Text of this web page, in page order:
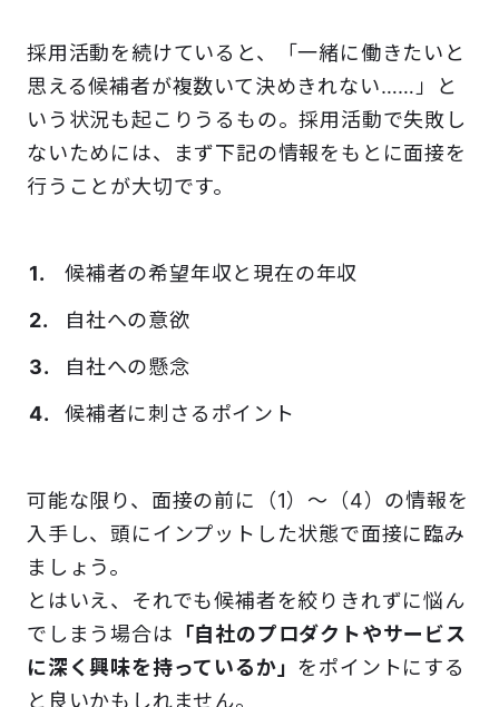
採用活動を続けていると、「一緒に働きたいと
思える候補者が複数いて決めきれない……」と
いう状況も起こりうるもの。採用活動で失敗し
ないためには、まず下記の情報をもとに面接を
行うことが大切です。
候補者の希望年収と現在の年収
自社への意欲
自社への懸念
候補者に刺さるポイント
可能な限り、面接の前に（1）〜（4）の情報を
入手し、頭にインプットした状態で面接に臨み
ましょう。
とはいえ、それでも候補者を絞りきれずに悩ん
でしまう場合は 「自社のプロダクトやサービス
に深く興味を持っているか」 をポイントにする
と良いかもしれません。